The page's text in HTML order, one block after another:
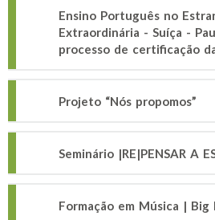
Ensino Português no
Extraordinária - Suíça -
processo de certificação
Projeto “Nós propomos”
Seminário |RE|PENSAR A
Formação em Música | Big